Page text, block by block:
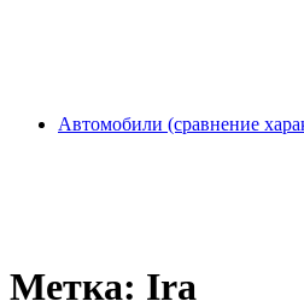
Автомобили (сравнение
Метка: Ira